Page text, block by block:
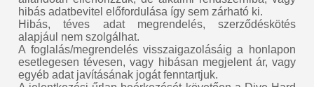
hibás adatbevitel előfordulása így sem zárható ki.
Hibás, téves adat megrendelés, szerződéskötés
alapjául nem szolgálhat.
A foglalás/megrendelés visszaigazolásáig a honlapon
esetlegesen tévesen, vagy hibásan megjelent ár, vagy
egyéb adat javításának jogát fenntartjuk.